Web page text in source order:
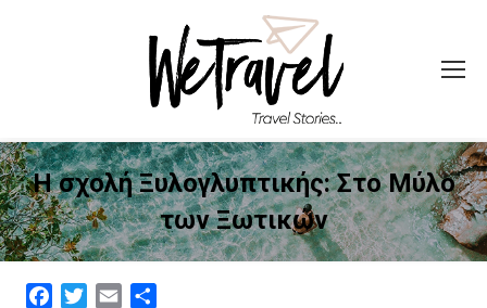
Η σχολή Ξυλογλυπτικής: Στο Μύλο
των Ξωτικών
FacebookTwitterEmail